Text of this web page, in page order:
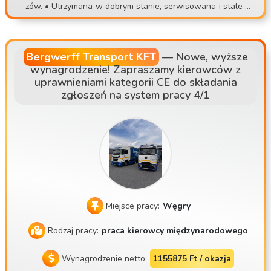
sz dość pracy przy załadunku, niepewnych miejsc pracy lub
nieprzewidywalnych zadań, dołącz do stabilnego zespołu!
📞 Aplikacje: 📧 contisettrans@gmail.com 📱 +36 30 535 26
93 ⚠️ Prosimy o zgłaszanie się tylko wtedy, gdy naprawdę
możesz przyjść na osobiste spotkanie!
zów. • Utrzymana w dobrym stanie, serwisowana i stale od
nawiana flota pojazdów • 32 lata doświadczenia w branży
transportowej • Wyjazdy z bazy, system stałych kierowców
• Główne kierunki: AT, DE, NL, SK, CZ
Bergwerff Transport KFT— Nowe, wyższe
wynagrodzenie! Zapraszamy kierowców z
uprawnieniami kategorii CE do składania
zgłoszeń na system pracy 4/1
Miejsce pracy: Węgry
Rodzaj pracy: praca kierowcy międzynarodowego
Wynagrodzenie netto: 1155875 Ft / okazja